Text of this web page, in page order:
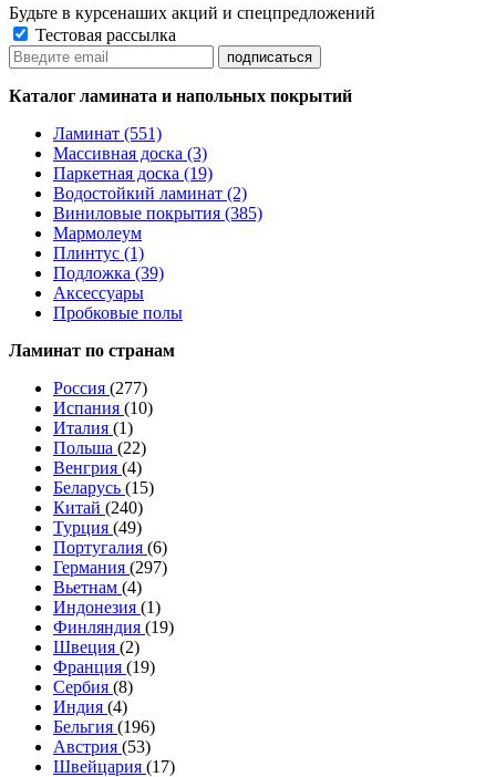
Будьте в курсенаших акций и спецпредложений
Тестовая рассылка
Каталог ламината и напольных покрытий
Ламинат (551)
Массивная доска (3)
Паркетная доска (19)
Водостойкий ламинат (2)
Виниловые покрытия (385)
Мармолеум
Плинтус (1)
Подложка (39)
Аксессуары
Пробковые полы
Ламинат по странам
Россия (277)
Испания (10)
Италия (1)
Польша (22)
Венгрия (4)
Беларусь (15)
Китай (240)
Турция (49)
Португалия (6)
Германия (297)
Вьетнам (4)
Индонезия (1)
Финляндия (19)
Швеция (2)
Франция (19)
Сербия (8)
Индия (4)
Бельгия (196)
Австрия (53)
Швейцария (17)